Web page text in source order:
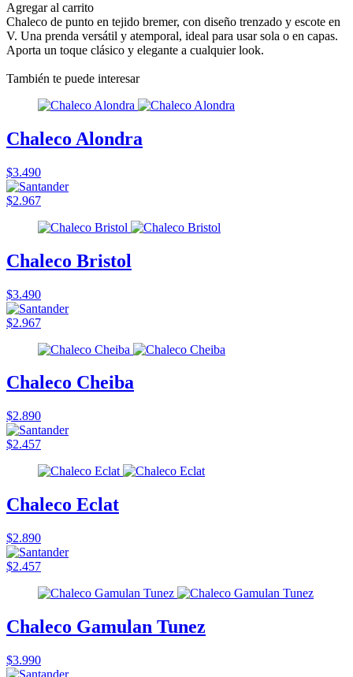
Agregar al carrito
Chaleco de punto en tejido bremer, con diseño trenzado y escote en
V. Una prenda versátil y atemporal, ideal para usar sola o en capas.
Aporta un toque clásico y elegante a cualquier look.
También te puede interesar
Chaleco Alondra
$3.490
$2.967
Chaleco Bristol
$3.490
$2.967
Chaleco Cheiba
$2.890
$2.457
Chaleco Eclat
$2.890
$2.457
Chaleco Gamulan Tunez
$3.990